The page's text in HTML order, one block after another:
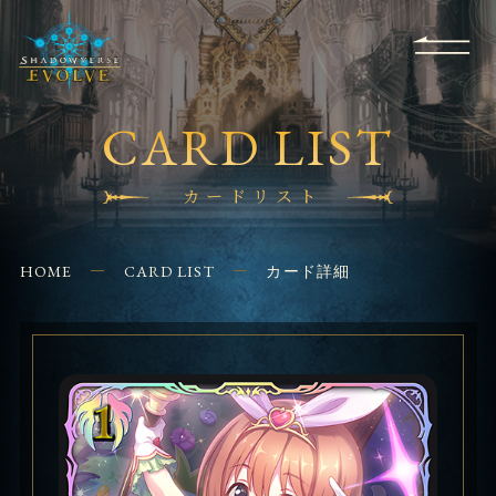
Q&A
EVENT SHOPS
FOR
BEGINNERS
APPLICATION
CONTACT
CARD LIST
カードリスト
HOME CARD LIST カード詳細